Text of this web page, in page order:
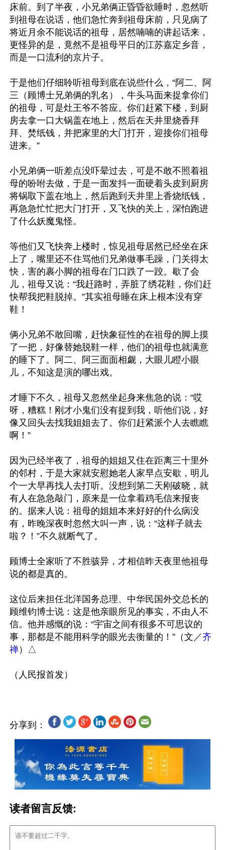
床前。到了半夜，小兄弟俩正昏昏欲睡时，忽然听
到祖母在说话，他们急忙奔到祖母床前，只见病了
将近月余不能说话的祖母，居然喃喃的讲起话来，
更怪异的是，竟然不是祖母平日的江苏嘉定乡音，
而是一口流利的京片子。
于是他们仔细聆听祖母到底在说些什么，“阿二、阿
三（顾博士兄弟俩的乳名），牛头马面来捉拿你们
的祖母，可是灶王爷不答应。你们赶紧下楼，到厨
房去拿一口大锅盖在地上，然后在天井里烧香拜
拜、焚纸钱，并把家里的大门打开，迎接你们祖母
进来。”
小兄弟俩一听差点没吓晕过去，可是不敢不照着祖
母的吩咐去做，于是一面发抖一面硬着头皮到厨房
将锅取下盖在地上，然后跑到天井里上香烧纸钱，
再急急忙忙把大门打开，又飞快的关上，深怕跑进
了什么妖魔鬼怪。
等他们又飞快奔上楼时，惊见祖母居然已经坐在床
上了，嘴里还不住骂他们兄弟做事毛躁，门关得太
快，害的裹小脚的祖母在门口跌了一跤。歇了会
儿，祖母又说：“我赶路时，弄脏了绣花鞋，你们赶
快帮我把鞋脱掉。”其实祖母睡在床上根本没有穿
鞋！
俩小兄弟不敢回嘴，赶快象征性的在祖母的脚上摸
了一把，好像替她脱鞋一样，他们的祖母也就满意
的睡下了。阿二、阿三面面相觑，大眼儿瞪小眼
儿，不知这是演的哪出戏。
才睡下不久，祖母又忽然坐起身来焦急的说：“哎
呀，糟糕！刚才小鬼们没有捉到我，听他们说，好
像又回头去找我姐姐去了。你们赶紧派个人去瞧瞧
啊！”
因为已经半夜了，祖母的姐姐又住在距离三十里外
的邻村，于是大家就安慰她老人家早点安歇，明儿
个一大早再找人去打听。没想到第二天刚破晓，就
有人在急急敲门，原来是一位拿着鸡毛信来报丧
的。据来人说：祖母的姐姐本来好好的什么病没
有，昨晚深夜时忽然大叫一声，说：“这样子就去
啦？！”不久就断气了。
顾博士全家听了不胜骇异，才相信昨天夜里他祖母
说的都是真的。
这位后来担任北洋国务总理、中华民国外交总长的
顾维钧博士说：这是他亲眼所见的事实，不由人不
信。他并感慨的说：“宇宙之间有很多不可思议的
事，那都是不能用科学的眼光去衡量的！”（文／齐
禅）△
分享到：
读者留言反馈: